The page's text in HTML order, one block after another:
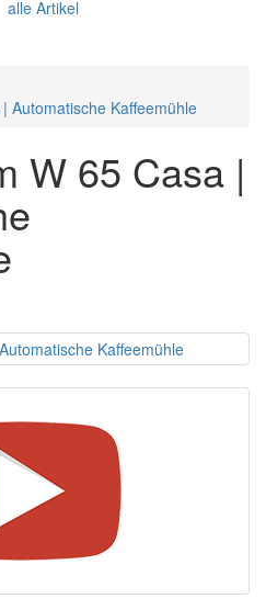
alle Artikel
Automatische Kaffeemühle
W 65 Casa |